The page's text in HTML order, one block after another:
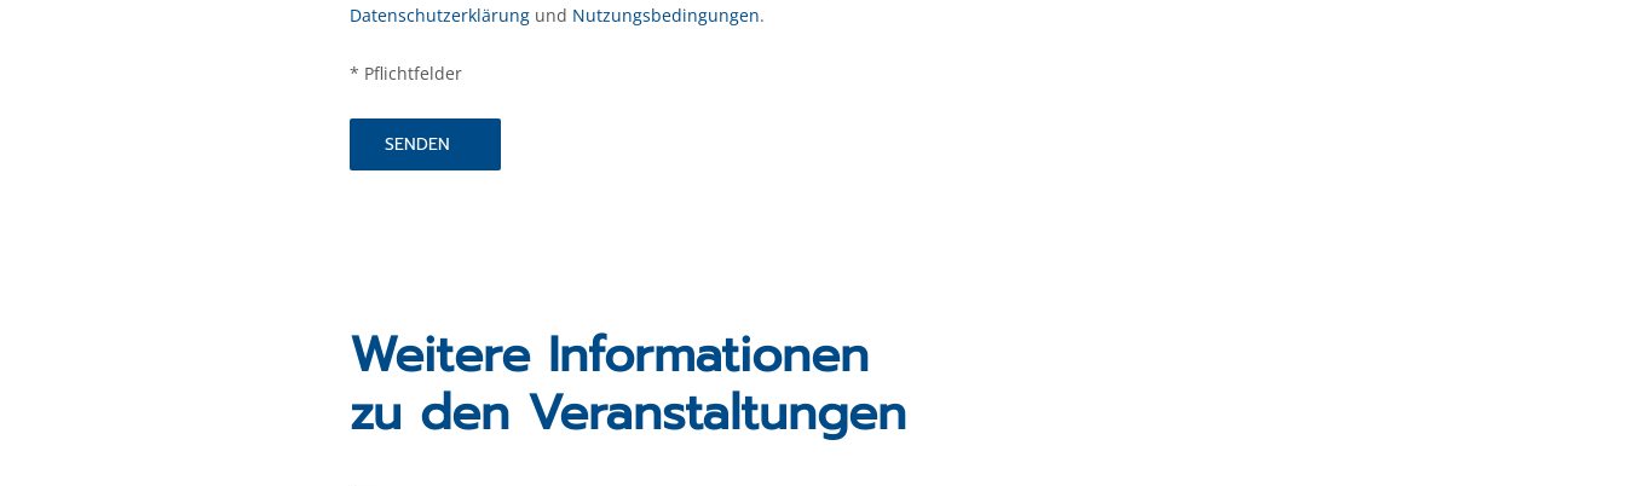
Datenschutzerklärungund Nutzungsbedingungen.
* Pflichtfelder
Weitere Informationen
zu den Veranstaltungen